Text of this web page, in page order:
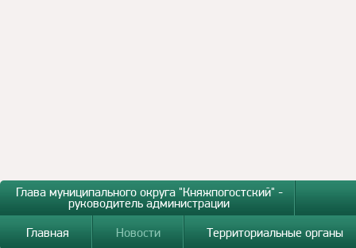
Глава муниципального округа "Княжпогостский" -
руководитель администрации
Главная
Новости Территориальные органы